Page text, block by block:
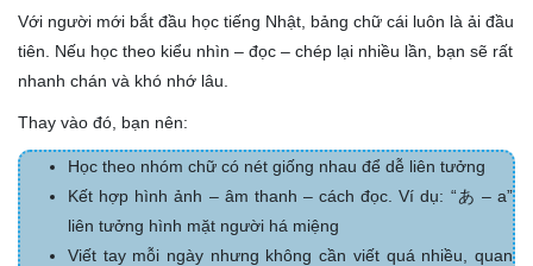
Với người mới bắt đầu học tiếng Nhật, bảng chữ cái luôn là ải đầu
tiên. Nếu học theo kiểu nhìn – đọc – chép lại nhiều lần, bạn sẽ rất
nhanh chán và khó nhớ lâu.
Thay vào đó, bạn nên:
Học theo nhóm chữ có nét giống nhau để dễ liên tưởng
Kết hợp hình ảnh – âm thanh – cách đọc. Ví dụ: “あ – a”
liên tưởng hình mặt người há miệng
Viết tay mỗi ngày nhưng không cần viết quá nhiều, quan